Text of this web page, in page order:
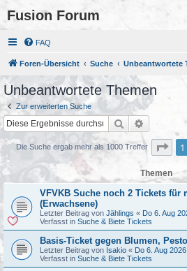
Fusion Forum
FAQ
Foren-Übersicht Suche Unbeantwortete
Unbeantwortete Themen
Zur erweiterten Suche
Suche
Die Suche ergab mehr als 1000 Treffer 1
Themen
VFVKB Suche noch 2 Tickets für
(Erwachsene)
Letzter Beitrag von Jählings « Do 6. Aug
Verfasst in Suche & Biete Tickets
Basis-Ticket gegen Blumen,
Letzter Beitrag von Isakio « Do 6. Aug
Verfasst in Suche & Biete Tickets